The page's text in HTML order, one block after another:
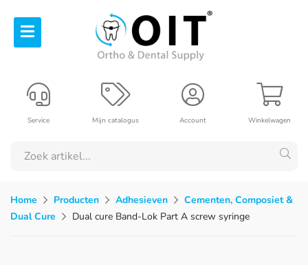
Winkelwagen
Account
Mijn catalogus
Service
Home Producten Adhesieven
Cementen, Composiet &
Dual Cure
Dual cure Band-Lok Part A screw syringe